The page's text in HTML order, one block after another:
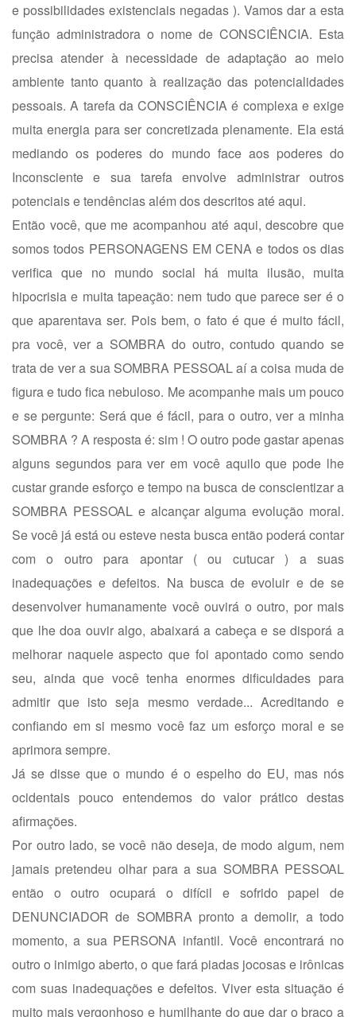
e possibilidades existenciais negadas ). Vamos dar a esta
função administradora o nome de CONSCIÊNCIA. Esta
precisa atender à necessidade de adaptação ao meio
ambiente tanto quanto à realização das potencialidades
pessoais. A tarefa da CONSCIÊNCIA é complexa e exige
muita energia para ser concretizada plenamente. Ela está
mediando os poderes do mundo face aos poderes do
Inconsciente e sua tarefa envolve administrar outros
potenciais e tendências além dos descritos até aqui.
Então você, que me acompanhou até aqui, descobre que
somos todos PERSONAGENS EM CENA e todos os dias
verifica que no mundo social há muita ilusão, muita
hipocrisia e muita tapeação: nem tudo que parece ser é o
que aparentava ser. Pois bem, o fato é que é muito fácil,
pra você, ver a SOMBRA do outro, contudo quando se
trata de ver a sua SOMBRA PESSOAL aí a coisa muda de
figura e tudo fica nebuloso. Me acompanhe mais um pouco
e se pergunte: Será que é fácil, para o outro, ver a minha
SOMBRA ? A resposta é: sim ! O outro pode gastar apenas
alguns segundos para ver em você aquilo que pode lhe
custar grande esforço e tempo na busca de conscientizar a
SOMBRA PESSOAL e alcançar alguma evolução moral.
Se você já está ou esteve nesta busca então poderá contar
com o outro para apontar ( ou cutucar ) a suas
inadequações e defeitos. Na busca de evoluir e de se
desenvolver humanamente você ouvirá o outro, por mais
que lhe doa ouvir algo, abaixará a cabeça e se disporá a
melhorar naquele aspecto que foi apontado como sendo
seu, ainda que você tenha enormes dificuldades para
admitir que isto seja mesmo verdade... Acreditando e
confiando em si mesmo você faz um esforço moral e se
aprimora sempre.
Já se disse que o mundo é o espelho do EU, mas nós
ocidentais pouco entendemos do valor prático destas
afirmações.
Por outro lado, se você não deseja, de modo algum, nem
jamais pretendeu olhar para a sua SOMBRA PESSOAL
então o outro ocupará o difícil e sofrido papel de
DENUNCIADOR de SOMBRA pronto a demolir, a todo
momento, a sua PERSONA infantil. Você encontrará no
outro o inimigo aberto, o que fará piadas jocosas e irônicas
com suas inadequações e defeitos. Viver esta situação é
muito mais vergonhoso e humilhante do que dar o braço a